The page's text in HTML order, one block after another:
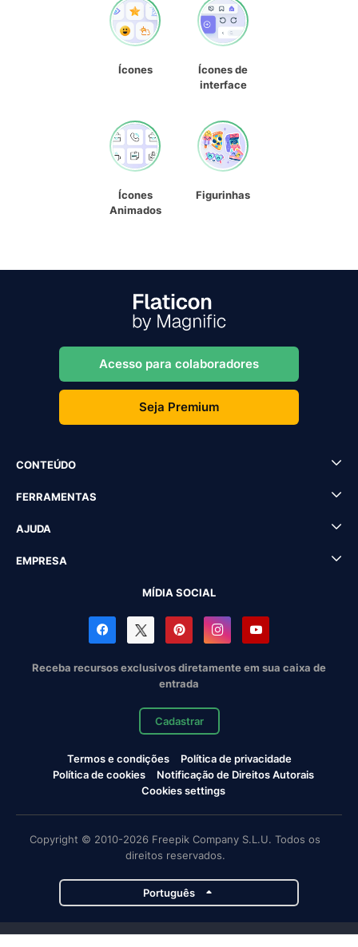
Ícones
Ícones de
interface
Ícones
Animados
Figurinhas
Acesso para colaboradores
Seja Premium
CONTEÚDO
FERRAMENTAS
AJUDA
EMPRESA
MÍDIA SOCIAL
Receba recursos exclusivos diretamente em sua caixa de
entrada
Cadastrar
Termos e condições
Política de privacidade
Política de cookies
Notificação de Direitos Autorais
Cookies settings
Copyright © 2010-2026 Freepik Company S.L.U. Todos os
direitos reservados.
Português